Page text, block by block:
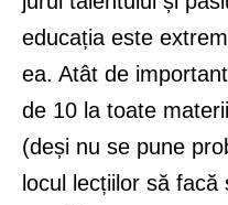
educația este
ea. Atât de
de 10 la toate
(deși nu se pune
locul lecțiilor să